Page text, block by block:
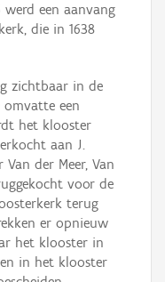
werd een aanvang
die in 1638
zichtbaar in de
omvatte een
het klooster
aan J.
der Meer, Van
voor de
terug
er opnieuw
het klooster in
in het klooster